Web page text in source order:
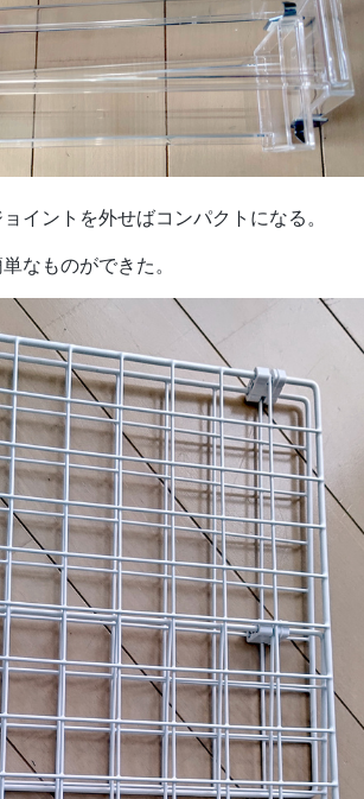
イントを外せばコンパクトになる。
なものができた。